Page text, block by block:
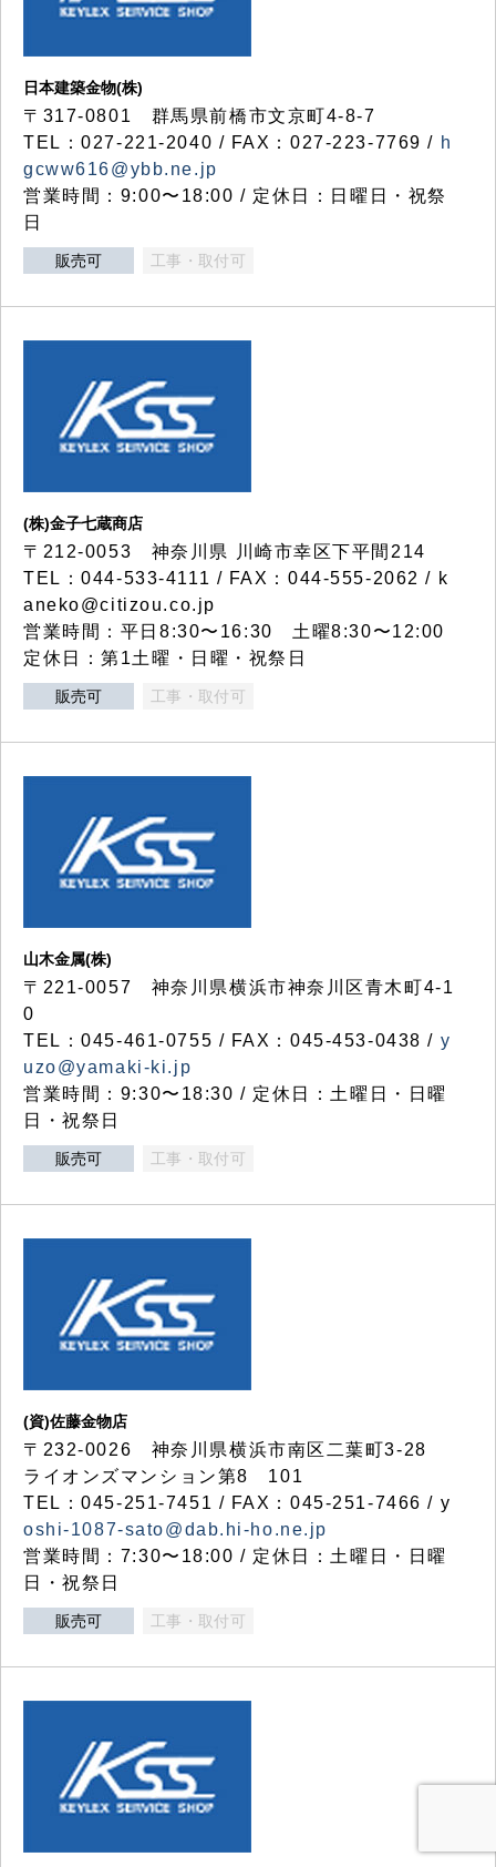
日本建築金物(株)
〒317‐0801 群馬県前橋市文京町4-8-7
TEL：027-221-2040 / FAX：027-223-7769 / h
gcww616@ybb.ne.jp
営業時間：9:00〜18:00 / 定休日：日曜日・祝祭
日
販売可 工事・取付可
(株)金子七蔵商店
〒212-0053 神奈川県 川崎市幸区下平間214
TEL：044-533-4111 / FAX：044-555-2062 / k
aneko@citizou.co.jp
営業時間：平日8:30〜16:30 土曜8:30〜12:00
定休日：第1土曜・日曜・祝祭日
販売可 工事・取付可
山木金属(株)
〒221-0057 神奈川県横浜市神奈川区青木町4-1
0
TEL：045-461-0755 / FAX：045-453-0438 / y
uzo@yamaki-ki.jp
営業時間：9:30〜18:30 / 定休日：土曜日・日曜
日・祝祭日
販売可 工事・取付可
(資)佐藤金物店
〒232-0026 神奈川県横浜市南区二葉町3-28
ライオンズマンション第8 101
TEL：045-251-7451 / FAX：045-251-7466 / y
oshi-1087-sato@dab.hi-ho.ne.jp
営業時間：7:30〜18:00 / 定休日：土曜日・日曜
日・祝祭日
販売可 工事・取付可